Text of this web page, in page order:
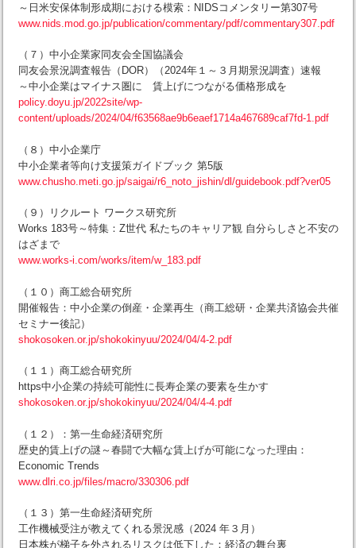
～日米安保体制形成期における模索：NIDSコメンタリー第307号
www.nids.mod.go.jp/publication/commentary/pdf/commentary307.pdf
（７）中小企業家同友会全国協議会
同友会景況調査報告（DOR）（2024年１～３月期景況調査）速報
～中小企業はマイナス圏に 賃上げにつながる価格形成を
policy.doyu.jp/2022site/wp-
content/uploads/2024/04/f63568ae9b6eaef1714a467689caf7fd-1.pdf
（８）中小企業庁
中小企業者等向け支援策ガイドブック 第5版
www.chusho.meti.go.jp/saigai/r6_noto_jishin/dl/guidebook.pdf?ver05
（９）リクルート ワークス研究所
Works 183号～特集：Z世代 私たちのキャリア観 自分らしさと不安の
はざまで
www.works-i.com/works/item/w_183.pdf
（１０）商工総合研究所
開催報告：中小企業の倒産・企業再生（商工総研・企業共済協会共催
セミナー後記）
shokosoken.or.jp/shokokinyuu/2024/04/4-2.pdf
（１１）商工総合研究所
https中小企業の持続可能性に長寿企業の要素を生かす
shokosoken.or.jp/shokokinyuu/2024/04/4-4.pdf
（１２）：第一生命経済研究所
歴史的賃上げの謎～春闘で大幅な賃上げが可能になった理由：
Economic Trends
www.dlri.co.jp/files/macro/330306.pdf
（１３）第一生命経済研究所
工作機械受注が教えてくれる景況感（2024 年３月）
日本株が梯子を外されるリスクは低下した：経済の舞台裏